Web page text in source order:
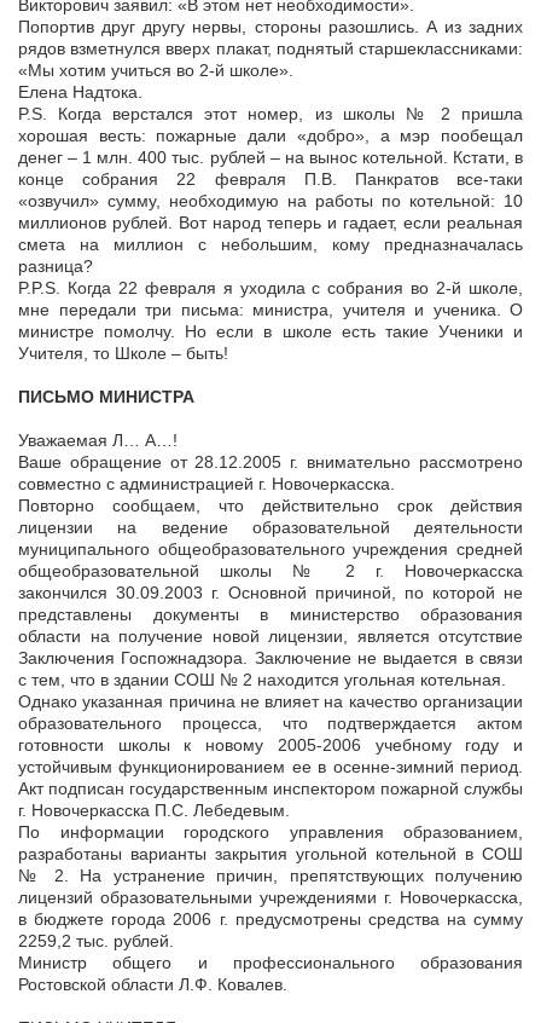
Викторович заявил: «В этом нет необходимости».
Попортив друг другу нервы, стороны разошлись. А из задних
рядов взметнулся вверх плакат, поднятый старшеклассниками:
«Мы хотим учиться во 2-й школе».
Елена Надтока.
P.S. Когда верстался этот номер, из школы № 2 пришла
хорошая весть: пожарные дали «добро», а мэр пообещал
денег – 1 млн. 400 тыс. рублей – на вынос котельной. Кстати, в
конце собрания 22 февраля П.В. Панкратов все-таки
«озвучил» сумму, необходимую на работы по котельной: 10
миллионов рублей. Вот народ теперь и гадает, если реальная
смета на миллион с небольшим, кому предназначалась
разница?
P.P.S. Когда 22 февраля я уходила с собрания во 2-й школе,
мне передали три письма: министра, учителя и ученика. О
министре помолчу. Но если в школе есть такие Ученики и
Учителя, то Школе – быть!
ПИСЬМО МИНИСТРА
Уважаемая Л… А…!
Ваше обращение от 28.12.2005 г. внимательно рассмотрено
совместно с администрацией г. Новочеркасска.
Повторно сообщаем, что действительно срок действия
лицензии на ведение образовательной деятельности
муниципального общеобразовательного учреждения средней
общеобразовательной школы № 2 г. Новочеркасска
закончился 30.09.2003 г. Основной причиной, по которой не
представлены документы в министерство образования
области на получение новой лицензии, является отсутствие
Заключения Госпожнадзора. Заключение не выдается в связи
с тем, что в здании СОШ № 2 находится угольная котельная.
Однако указанная причина не влияет на качество организации
образовательного процесса, что подтверждается актом
готовности школы к новому 2005-2006 учебному году и
устойчивым функционированием ее в осенне-зимний период.
Акт подписан государственным инспектором пожарной службы
г. Новочеркасска П.С. Лебедевым.
По информации городского управления образованием,
разработаны варианты закрытия угольной котельной в СОШ
№ 2. На устранение причин, препятствующих получению
лицензий образовательными учреждениями г. Новочеркасска,
в бюджете города 2006 г. предусмотрены средства на сумму
2259,2 тыс. рублей.
Министр общего и профессионального образования
Ростовской области Л.Ф. Ковалев.